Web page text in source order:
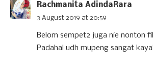
Rachmanita AdindaRara
3 August 2019 at 20:59
Belom sempet2 juga nie nonton
Padahal udh mupeng sangat